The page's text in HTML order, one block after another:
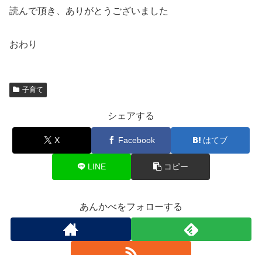
読んで頂き、ありがとうございました
おわり
子育て
シェアする
X Facebook はてブ
LINE コピー
あんかべをフォローする